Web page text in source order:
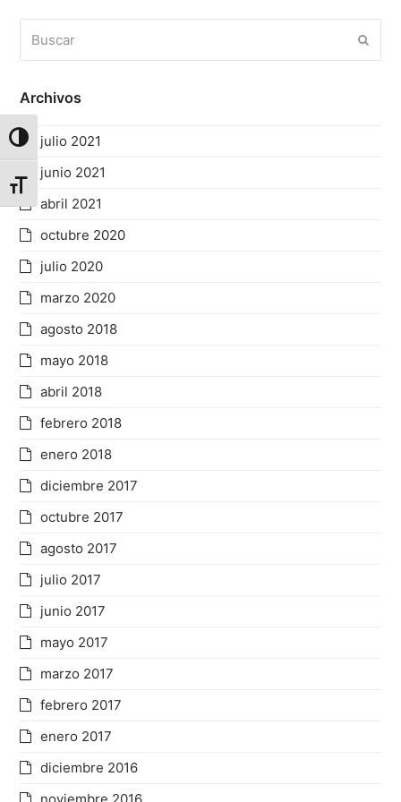
Alternar alto contraste
Alternar tamaño de letra
Archivos
julio 2021
junio 2021
abril 2021
octubre 2020
julio 2020
marzo 2020
agosto 2018
mayo 2018
abril 2018
febrero 2018
enero 2018
diciembre 2017
octubre 2017
agosto 2017
julio 2017
junio 2017
mayo 2017
marzo 2017
febrero 2017
enero 2017
diciembre 2016